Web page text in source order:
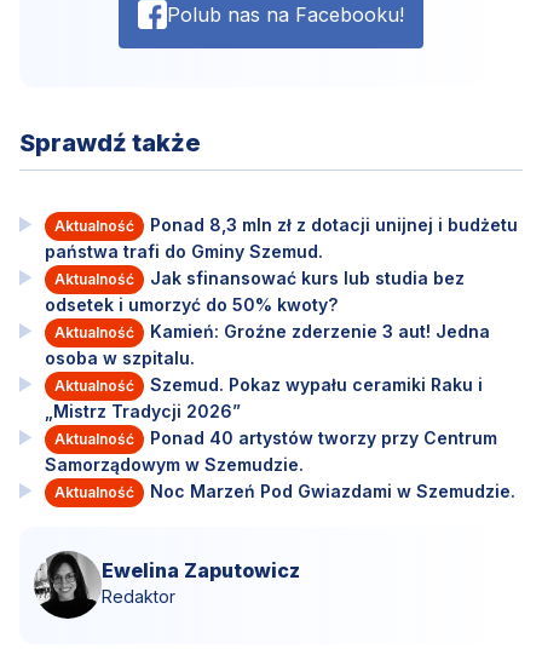
Polub nas na Facebooku!
Sprawdź także
Aktualność
Ponad 8,3 mln zł z dotacji unijnej i budżetu
państwa trafi do Gminy Szemud.
Aktualność
Jak sfinansować kurs lub studia bez
odsetek i umorzyć do 50% kwoty?
Aktualność
Kamień: Groźne zderzenie 3 aut! Jedna
osoba w szpitalu.
Aktualność
Szemud. Pokaz wypału ceramiki Raku i
„Mistrz Tradycji 2026”
Aktualność
Ponad 40 artystów tworzy przy Centrum
Samorządowym w Szemudzie.
Aktualność Noc Marzeń Pod Gwiazdami w Szemudzie.
Ewelina Zaputowicz
Redaktor